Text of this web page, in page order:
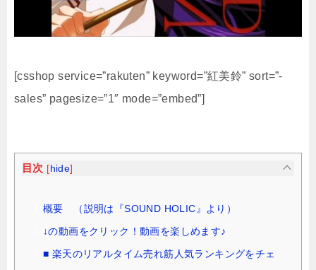
[csshop service=”rakuten” keyword=”紅美鈴” sort=”-
sales” pagesize=”1″ mode=”embed”]
目次 [ hide]
概要 （説明は『SOUND HOLIC』より）
↓の動画をクリック！動画を楽しめます♪
■ 楽天のリアルタイム売れ筋人気ランキングをチェ